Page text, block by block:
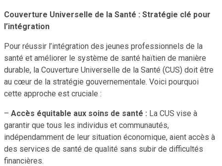
Couverture Universelle de la Santé : Stratégie clé pour
l’intégration
Pour réussir l’intégration des jeunes professionnels de la
santé et améliorer le système de santé haïtien de manière
durable, la Couverture Universelle de la Santé (CUS) doit être
au cœur de la stratégie gouvernementale. Voici pourquoi
cette approche est cruciale :
– Accès équitable aux soins de santé : La CUS vise à
garantir que tous les individus et communautés,
indépendamment de leur situation économique, aient accès à
des services de santé de qualité sans subir de difficultés
financières.